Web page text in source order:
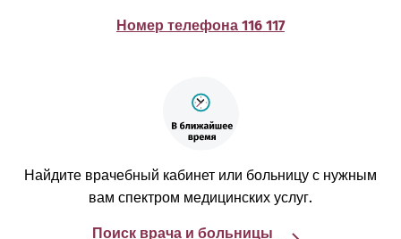
Номер телефона 116 117
Найдите врачебный кабинет или больницу с нужным
вам спектром медицинских услуг.
Поиск врача и больницы